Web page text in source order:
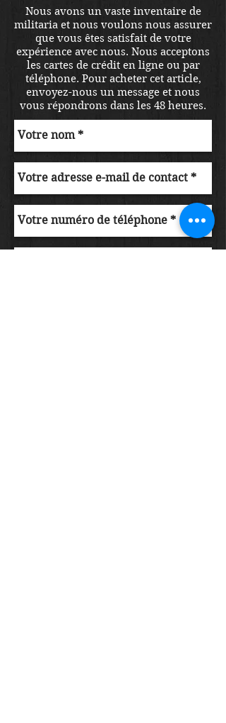
Nous avons un vaste inventaire de
militaria et nous voulons nous assurer
que vous êtes satisfait de votre
expérience avec nous. Nous acceptons
les cartes de crédit en ligne ou par
téléphone. Pour acheter cet article,
envoyez-nous un message et nous
vous répondrons dans les 48 heures.